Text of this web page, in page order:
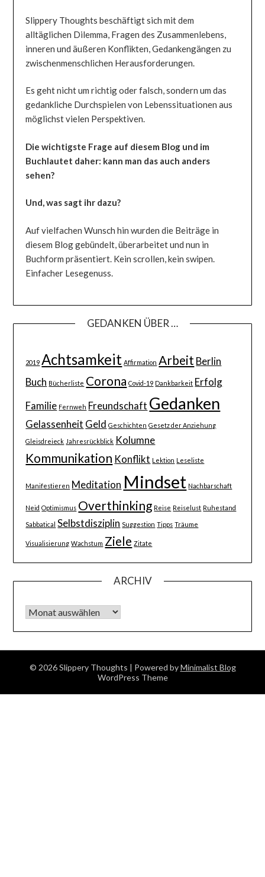
Slippery Thoughts beschäftigt sich mit dem
alltäglichen Dilemma, Fragen des Zusammenlebens,
inneren und äußeren Konflikten, Gedankengängen zu
zwischenmenschlichen Herausforderungen.
Es geht nicht um richtig oder falsch, sondern um das
gedankliche Durchspielen von Lebenssituationen aus
möglichst vielen Perspektiven.
Die wichtigste Frage auf diesem Blog und im
Buchlautet daher: kann man das auch anders
sehen?
Und, was sagt ihr dazu?
Auf vielfachen Wunsch hin wurden die Beiträge in
diesem Blog gebündelt, überarbeitet und nun in
Buchform präsentiert. Kein scrollen, kein swipen.
Einfacher Lesegenuss.
GEDANKEN ÜBER …
2019 Achtsamkeit Affirmation Arbeit Berlin
Buch Bücherliste Corona Covid-19 Dankbarkeit Erfolg
Familie Fernweh Freundschaft Gedanken
Gelassenheit Geld Geschichten Gesetz der Anziehung
Gleisdreieck Jahresrückblick Kolumne
Kommunikation Konflikt Lektion Leseliste
Manifestieren Meditation Mindset Nachbarschaft
Neid Optimismus Overthinking Reise Reiselust Ruhestand
Sabbatical Selbstdisziplin Suggestion Tipps Träume
Visualisierung Wachstum Ziele Zitate
ARCHIV
Archiv
© 2026 Slippery Thoughts | Powered byMinimalist Blog
WordPress Theme